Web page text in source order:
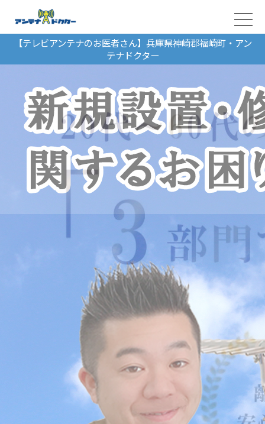
【テレビアンテナのお医者さん】兵庫県神崎郡福崎町・アン
テナドクター